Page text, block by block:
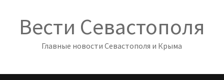
содержимому
Вести Севастополя
Главные новости Севастополя и Крыма